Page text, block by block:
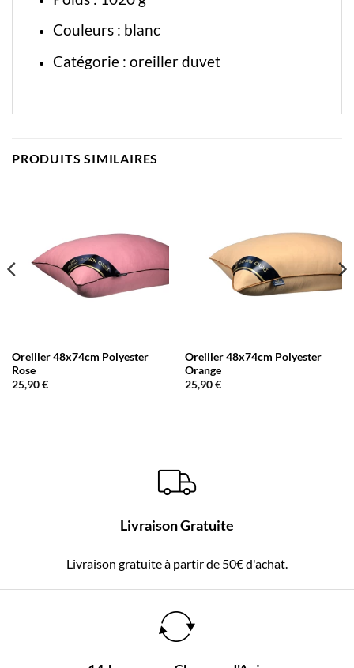
Couleurs : blanc
Catégorie : oreiller duvet
PRODUITS SIMILAIRES
Oreiller 48x74cm Polyester
Rose
25,90€
Oreiller 48x74cm Polyester
Orange
25,90€
Livraison Gratuite
Livraison gratuite à partir de 50€ d'achat.